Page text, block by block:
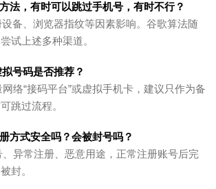
法，有时可以跳过手机号，有时不行？
备、浏览器指纹等因素影响。谷歌算法随
试上述多种渠道。
号码是否推荐？
络“接码平台”或虚拟手机卡，建议只作为备
跳过流程。
方式安全吗？会被封号吗？
异常注册、恶意用途，正常注册账号后完
封。